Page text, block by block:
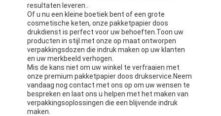
resultaten leveren..
Of u nu een kleine boetiek bent of een grote
cosmetische keten, onze pakketpapier doos
drukdienst is perfect voor uw behoeften.Toon uw
producten in stijl met onze op maat ontworpen
verpakkingsdozen die indruk maken op uw klanten
en uw merkbeeld verhogen.
Mis de kans niet om uw winkel te verfraaien met
onze premium pakketpapier doos drukservice.Neem
vandaag nog contact met ons op om uw wensen te
bespreken en laat ons u helpen met het maken van
verpakkingsoplossingen die een blijvende indruk
maken.